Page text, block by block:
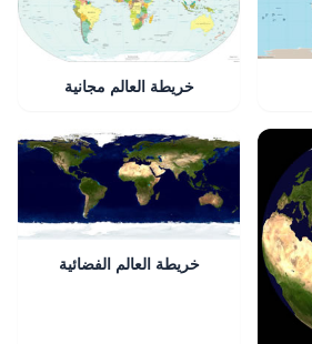
خريطة العالم مجانية
خريطة العالم الفضائية